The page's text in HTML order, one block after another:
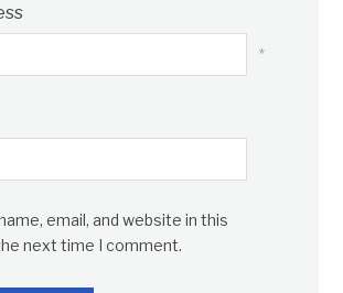
*
email, and website in this
next time I comment.